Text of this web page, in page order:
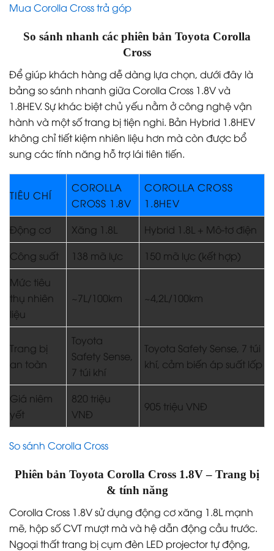
Mua Corolla Cross trả góp
So sánh nhanh các phiên bản Toyota Corolla
Cross
Để giúp khách hàng dễ dàng lựa chọn, dưới đây là
bảng so sánh nhanh giữa Corolla Cross 1.8V và
1.8HEV. Sự khác biệt chủ yếu nằm ở công nghệ vận
hành và một số trang bị tiện nghi. Bản Hybrid 1.8HEV
không chỉ tiết kiệm nhiên liệu hơn mà còn được bổ
sung các tính năng hỗ trợ lái tiên tiến.
TIÊU CHÍ
COROLLA
CROSS 1.8V
COROLLA CROSS
1.8HEV
Động cơ
Xăng 1.8L
Hybrid 1.8L + Mô-tơ điện
Công suất
138 mã lực
150 mã lực (kết hợp)
Mức tiêu
thụ nhiên
liệu
~7L/100km ~4,2L/100km
Trang bị
an toàn
Toyota
Safety Sense,
7 túi khí
Toyota Safety Sense, 7 túi
khí, cảm biến áp suất lốp
Giá niêm
yết
820 triệu
VNĐ
905 triệu VNĐ
So sánh Corolla Cross
Phiên bản Toyota Corolla Cross 1.8V – Trang bị
& tính năng
Corolla Cross 1.8V sử dụng động cơ xăng 1.8L mạnh
mẽ, hộp số CVT mượt mà và hệ dẫn động cầu trước.
Ngoại thất trang bị cụm đèn LED projector tự động,